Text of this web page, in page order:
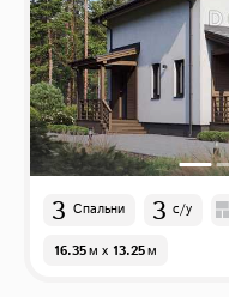
3 Спальни 3 с/у
16.35м x 13.25м